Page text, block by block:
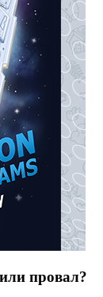
провал?